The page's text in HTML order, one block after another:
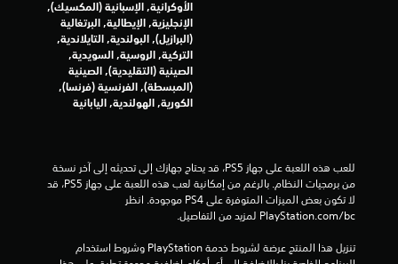
ا
ت
الأوكرانية, الإسبانية (المكسيك),
الإنجليزية, الإيطالية, البرتغالية
(البرازيل), البولندية, التايلاندية,
التركية, الروسية, السويدية,
الصينية (التقليدية), الصينية
(المبسطة), الفرنسية (فرنسا),
الكورية, الهولندية, اليابانية
‎PlayStation.com/bc لمزيد من التفاصيل.